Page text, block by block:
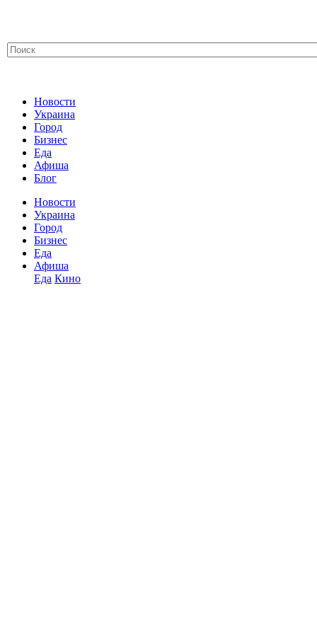
Новости
Украина
Город
Бизнес
Еда
Афиша
Блог
Новости
Украина
Город
Бизнес
Еда
Афиша
Еда Кино